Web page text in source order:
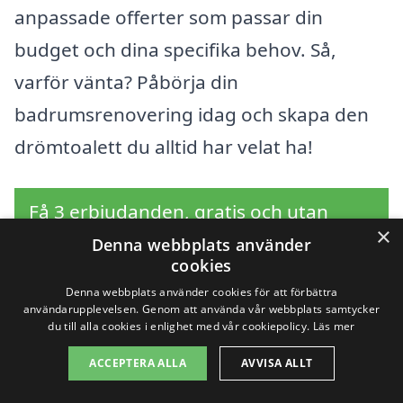
anpassade offerter som passar din
budget och dina specifika behov. Så,
varför vänta? Påbörja din
badrumsrenovering idag och skapa den
drömtoalett du alltid har velat ha!
Få 3 erbjudanden, gratis och utan
förpliktelser
Sök efter en
professionell för
×
Denna webbplats använder
cookies
Denna webbplats använder cookies för att förbättra
användarupplevelsen. Genom att använda vår webbplats samtycker
du till alla cookies i enlighet med vår cookiepolicy. Läs mer
ACCEPTERA ALLA AVVISA ALLT